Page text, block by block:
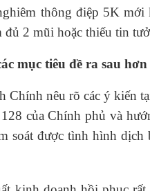
thông điệp 5K mới
đủ 2 mũi hoặc thiếu tin
mục tiêu đề ra sau
Chính nêu rõ các ý kiến
của Chính phủ và
soát được tình hình